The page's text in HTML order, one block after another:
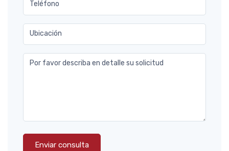
Teléfono
Ubicación
Por favor describa en detalle su solicitud
Enviar consulta